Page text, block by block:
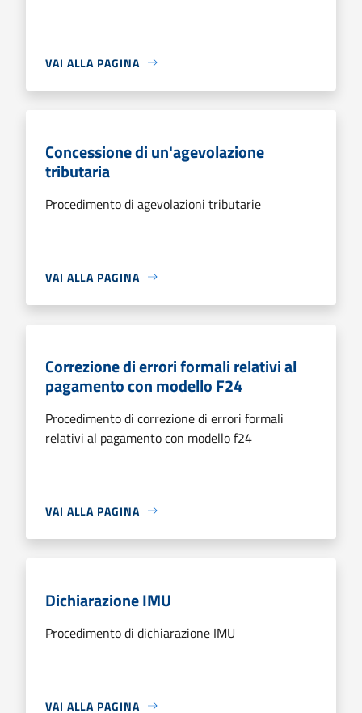
VAI ALLA PAGINA
Concessione di un'agevolazione
tributaria
Procedimento di agevolazioni tributarie
VAI ALLA PAGINA
Correzione di errori formali relativi al
pagamento con modello F24
Procedimento di correzione di errori formali
relativi al pagamento con modello f24
VAI ALLA PAGINA
Dichiarazione IMU
Procedimento di dichiarazione IMU
VAI ALLA PAGINA